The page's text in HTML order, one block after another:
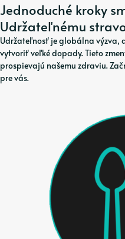
Jednoduché kroky
Udržateľnému
Udržateľnosť je globálna výzva,
vytvoriť veľké dopady. Tieto
prospievajú našemu zdraviu.
pre vás.